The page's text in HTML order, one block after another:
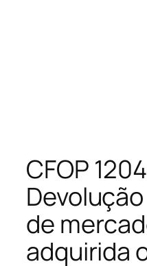
CFOP
de
adquirida